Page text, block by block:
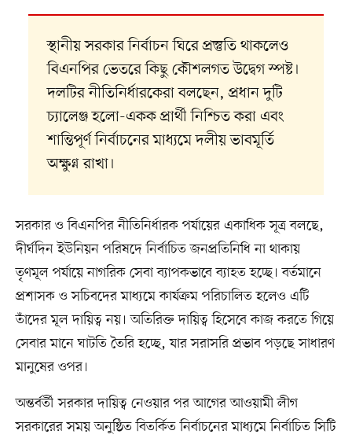
স্থানীয় সরকার নির্বাচন ঘিরে প্রস্তুতি থাকলেও
বিএনপির ভেতরে কিছু কৌশলগত উদ্বেগ স্পষ্ট।
দলটির নীতিনির্ধারকেরা বলছেন, প্রধান দুটি
চ্যালেঞ্জ হলো-একক প্রার্থী নিশ্চিত করা এবং
শান্তিপূর্ণ নির্বাচনের মাধ্যমে দলীয় ভাবমূর্তি
অক্ষুণ্ন রাখা।
সরকার ও বিএনপির নীতিনির্ধারক পর্যায়ের একাধিক সূত্র বলছে,
দীর্ঘদিন ইউনিয়ন পরিষদে নির্বাচিত জনপ্রতিনিধি না থাকায়
তৃণমূল পর্যায়ে নাগরিক সেবা ব্যাপকভাবে ব্যাহত হচ্ছে। বর্তমানে
প্রশাসক ও সচিবদের মাধ্যমে কার্যক্রম পরিচালিত হলেও এটি
তাঁদের মূল দায়িত্ব নয়। অতিরিক্ত দায়িত্ব হিসেবে কাজ করতে গিয়ে
সেবার মানে ঘাটতি তৈরি হচ্ছে, যার সরাসরি প্রভাব পড়ছে সাধারণ
মানুষের ওপর।
অন্তর্বর্তী সরকার দায়িত্ব নেওয়ার পর আগের আওয়ামী লীগ
সরকারের সময় অনুষ্ঠিত বিতর্কিত নির্বাচনের মাধ্যমে নির্বাচিত সিটি